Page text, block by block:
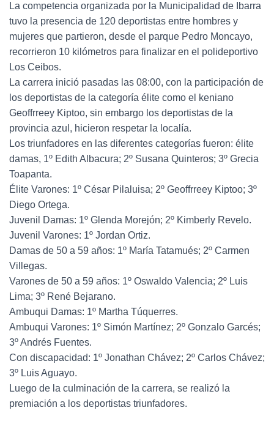
La competencia organizada por la Municipalidad de Ibarra
tuvo la presencia de 120 deportistas entre hombres y
mujeres que partieron, desde el parque Pedro Moncayo,
recorrieron 10 kilómetros para finalizar en el polideportivo
Los Ceibos.
La carrera inició pasadas las 08:00, con la participación de
los deportistas de la categoría élite como el keniano
Geoffrreey Kiptoo, sin embargo los deportistas de la
provincia azul, hicieron respetar la localía.
Los triunfadores en las diferentes categorías fueron: élite
damas, 1º Edith Albacura; 2º Susana Quinteros; 3º Grecia
Toapanta.
Élite Varones: 1º César Pilaluisa; 2º Geoffrreey Kiptoo; 3º
Diego Ortega.
Juvenil Damas: 1º Glenda Morejón; 2º Kimberly Revelo.
Juvenil Varones: 1º Jordan Ortiz.
Damas de 50 a 59 años: 1º María Tatamués; 2º Carmen
Villegas.
Varones de 50 a 59 años: 1º Oswaldo Valencia; 2º Luis
Lima; 3º René Bejarano.
Ambuqui Damas: 1º Martha Túquerres.
Ambuqui Varones: 1º Simón Martínez; 2º Gonzalo Garcés;
3º Andrés Fuentes.
Con discapacidad: 1º Jonathan Chávez; 2º Carlos Chávez;
3º Luis Aguayo.
Luego de la culminación de la carrera, se realizó la
premiación a los deportistas triunfadores.